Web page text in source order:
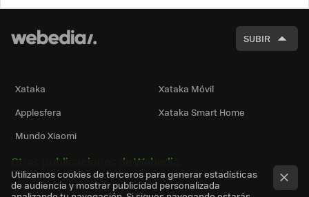
SUBIR
Xataka
Xataka Móvil
Applesfera
Xataka Smart Home
Mundo Xiaomi
Otras publicaciones de Webedia
Utilizamos cookies de terceros para generar estadísticas
de audiencia y mostrar publicidad personalizada